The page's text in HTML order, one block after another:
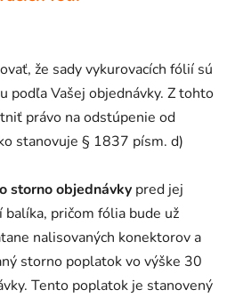
že sady vykurovacích fólií sú
podľa Vašej objednávky. Z tohto
právo na odstúpenie od
stanovuje § 1837 písm. d)
storno objednávky pred jej
pričom fólia bude už
nalisovaných konektorov a
storno poplatok vo výške 30
Tento poplatok je stanovený